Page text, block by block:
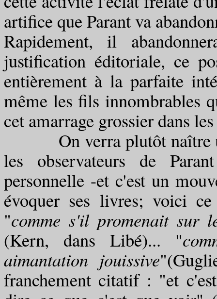
artifice que Parant va
Rapidement, il
justification éditoriale, ce
entièrement à la parfaite
même les fils innombrables
cet amarrage grossier dans
On verra plutôt naître un
les observateurs de
personnelle -et c'est un
évoquer ses livres; voici
"comme s'il promenait sur
(Kern, dans Libé)... "
aimantation jouissive
franchement citatif : "et